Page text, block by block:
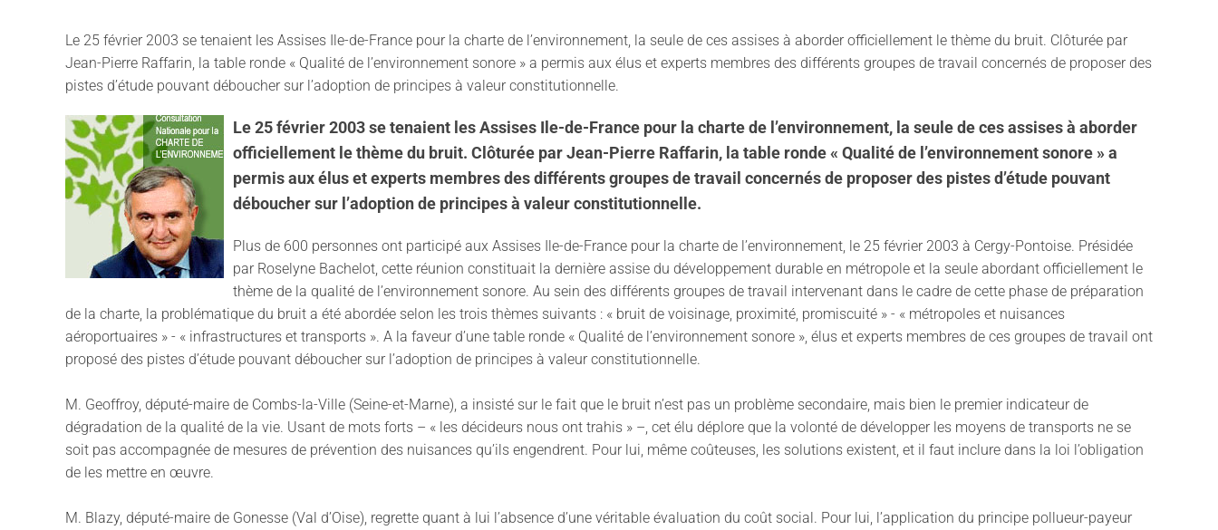
Le 25 février 2003 se tenaient les Assises Ile-de-France pour la charte de l’environnement, la seule de ces assises à aborder officiellement le thème du bruit. Clôturée par
Jean-Pierre Raffarin, la table ronde « Qualité de l’environnement sonore » a permis aux élus et experts membres des différents groupes de travail concernés de proposer des
pistes d’étude pouvant déboucher sur l’adoption de principes à valeur constitutionnelle.
Le 25 février 2003 se tenaient les Assises Ile-de-France pour la charte de l’environnement, la seule de ces assises à aborder
officiellement le thème du bruit. Clôturée par Jean-Pierre Raffarin, la table ronde « Qualité de l’environnement sonore » a
permis aux élus et experts membres des différents groupes de travail concernés de proposer des pistes d’étude pouvant
déboucher sur l’adoption de principes à valeur constitutionnelle.
Plus de 600 personnes ont participé aux Assises Ile-de-France pour la charte de l’environnement, le 25 février 2003 à Cergy-Pontoise. Présidée
par Roselyne Bachelot, cette réunion constituait la dernière assise du développement durable en métropole et la seule abordant officiellement le
thème de la qualité de l’environnement sonore. Au sein des différents groupes de travail intervenant dans le cadre de cette phase de préparation
de la charte, la problématique du bruit a été abordée selon les trois thèmes suivants : « bruit de voisinage, proximité, promiscuité » - « métropoles et nuisances
aéroportuaires » - « infrastructures et transports ». A la faveur d’une table ronde « Qualité de l’environnement sonore », élus et experts membres de ces groupes de travail ont
proposé des pistes d’étude pouvant déboucher sur l’adoption de principes à valeur constitutionnelle.
M. Geoffroy, député-maire de Combs-la-Ville (Seine-et-Marne), a insisté sur le fait que le bruit n’est pas un problème secondaire, mais bien le premier indicateur de
dégradation de la qualité de la vie. Usant de mots forts – « les décideurs nous ont trahis » –, cet élu déplore que la volonté de développer les moyens de transports ne se
soit pas accompagnée de mesures de prévention des nuisances qu’ils engendrent. Pour lui, même coûteuses, les solutions existent, et il faut inclure dans la loi l’obligation
de les mettre en œuvre.
M. Blazy, député-maire de Gonesse (Val d’Oise), regrette quant à lui l’absence d’une véritable évaluation du coût social. Pour lui, l’application du principe pollueur-payeur